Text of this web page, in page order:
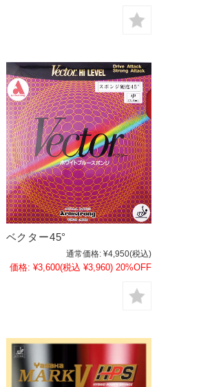
ベクター45°
通常価格: ¥4,950(税込)
価格: ¥3,600(税込 ¥3,960) 20%OFF